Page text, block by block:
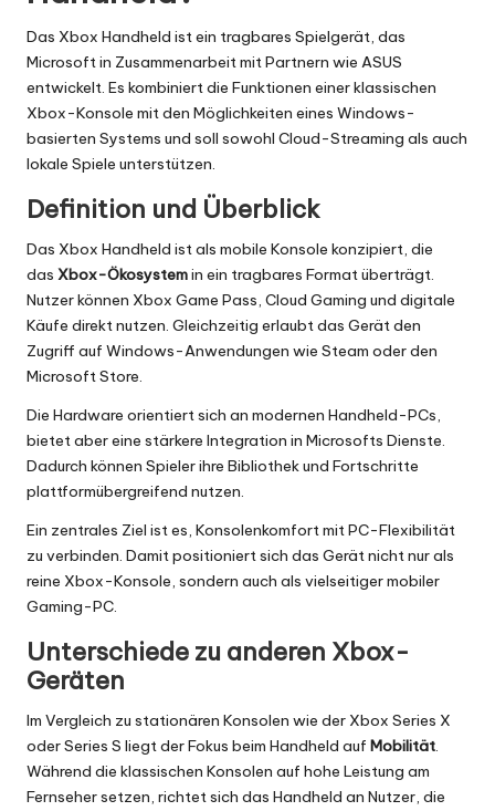
Das Xbox Handheld ist ein tragbares Spielgerät, das
Microsoft in Zusammenarbeit mit Partnern wie ASUS
entwickelt. Es kombiniert die Funktionen einer klassischen
Xbox-Konsole mit den Möglichkeiten eines Windows-
basierten Systems und soll sowohl Cloud-Streaming als auch
lokale Spiele unterstützen.
Definition und Überblick
Das Xbox Handheld ist als mobile Konsole konzipiert, die
das Xbox-Ökosystemin ein tragbares Format überträgt.
Nutzer können Xbox Game Pass, Cloud Gaming und digitale
Käufe direkt nutzen. Gleichzeitig erlaubt das Gerät den
Zugriff auf Windows-Anwendungen wie Steam oder den
Microsoft Store.
Die Hardware orientiert sich an modernen Handheld-PCs,
bietet aber eine stärkere Integration in Microsofts Dienste.
Dadurch können Spieler ihre Bibliothek und Fortschritte
plattformübergreifend nutzen.
Ein zentrales Ziel ist es, Konsolenkomfort mit PC-Flexibilität
zu verbinden. Damit positioniert sich das Gerät nicht nur als
reine Xbox-Konsole, sondern auch als vielseitiger mobiler
Gaming-PC.
Unterschiede zu anderen Xbox-
Geräten
Im Vergleich zu stationären Konsolen wie der Xbox Series X
oder Series S liegt der Fokus beim Handheld auf Mobilität.
Während die klassischen Konsolen auf hohe Leistung am
Fernseher setzen, richtet sich das Handheld an Nutzer, die